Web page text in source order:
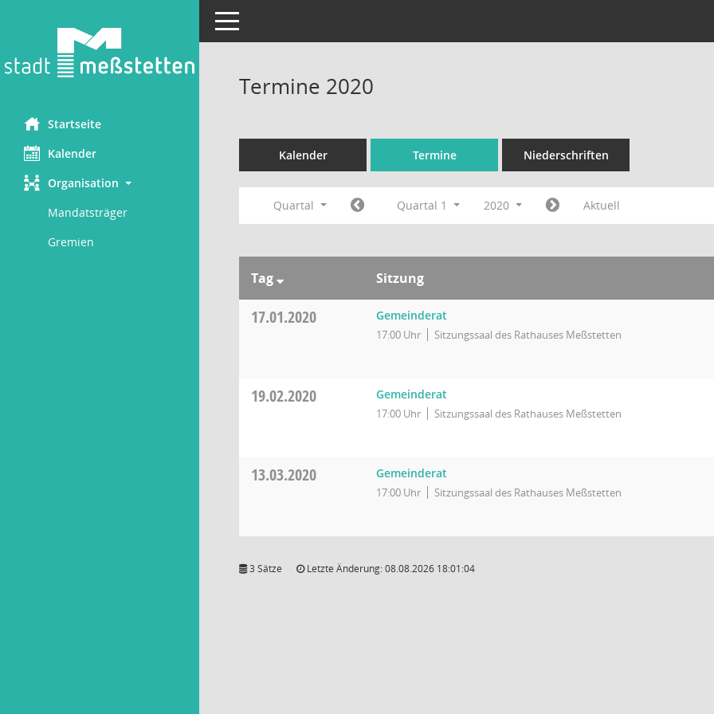
Startseite
Kalender
Organisation
Mandatsträger
Gremien
Toggle navigation
Termine 2020
Kalender Termine Niederschriften
Quartal Quartal 1 2020 Aktuell
Tag Sitzung
17.01.2020 Gemeinderat
17:00 Uhr Sitzungssaal des Rathauses Meßstetten
19.02.2020 Gemeinderat
17:00 Uhr Sitzungssaal des Rathauses Meßstetten
13.03.2020 Gemeinderat
17:00 Uhr Sitzungssaal des Rathauses Meßstetten
3 Sätze Letzte Änderung: 08.08.2026 18:01:04